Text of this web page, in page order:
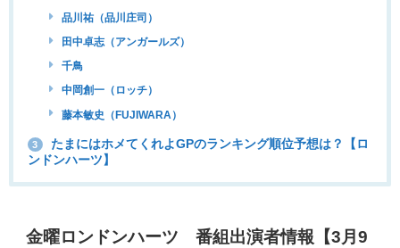
品川祐（品川庄司）
田中卓志（アンガールズ）
千鳥
中岡創一（ロッチ）
藤本敏史（FUJIWARA）
3
たまにはホメてくれよGPのランキング順位予想は？【ロ
ンドンハーツ】
金曜ロンドンハーツ 番組出演者情報【3月9